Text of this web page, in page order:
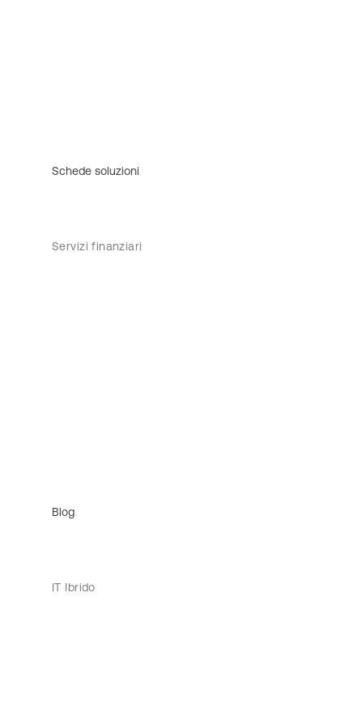
Schede soluzioni
Servizi finanziari
Blog
IT Ibrido